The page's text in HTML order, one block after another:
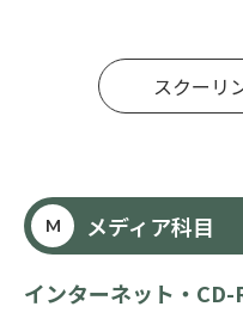
スクーリ
M メディア科目
インターネット・CD-